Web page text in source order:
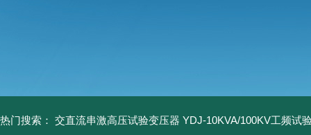
热门搜索： 交直流串激高压试验变压器 YDJ-10KVA/100KV工频试